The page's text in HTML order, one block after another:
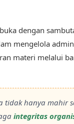
dengan
mengelola
materi melalui
hanya mahir
integritas